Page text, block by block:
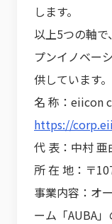
します。
以上5つの軸
プンイノベー
供しています。
名 称：eiicon
https://
代 表：中村 亜
所 在 地：〒
事業内容：オ
ーム「AUBA